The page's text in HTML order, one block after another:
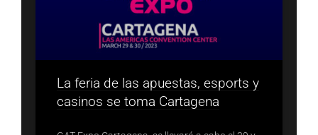
La feria de las apuestas, esports y
casinos se toma Cartagena